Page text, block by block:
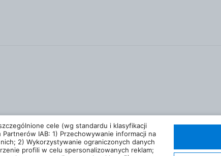
cele (wg standardu i klasyfikacji
Partnerów IAB: 1) Przechowywanie informacji na
2) Wykorzystywanie ograniczonych danych
profili w celu spersonalizowanych reklam;